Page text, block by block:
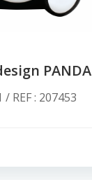
PANDA
/ REF : 207453